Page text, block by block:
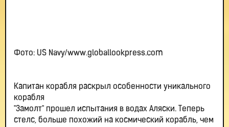
Фото: US Navy/www.globallookpress.com
Капитан корабля раскрыл особенности уникального
корабля
"Замолт" прошел испытания в водах Аляски. Теперь
стелс, больше похожий на космический корабль, чем